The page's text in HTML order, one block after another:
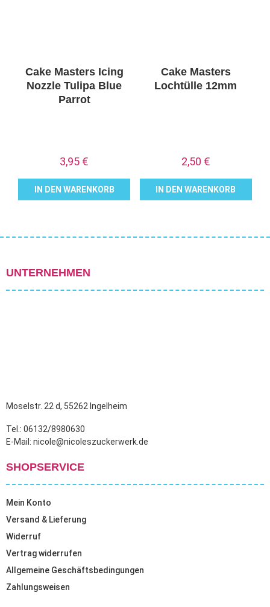
Cake Masters Icing
Nozzle Tulipa Blue
Parrot
3,95 €
IN DEN WARENKORB
Cake Masters
Lochtülle 12mm
2,50 €
IN DEN WARENKORB
UNTERNEHMEN
Moselstr. 22 d, 55262 Ingelheim
Tel.: 06132/8980630
E-Mail: nicole@nicoleszuckerwerk.de
SHOPSERVICE
Mein Konto
Versand & Lieferung
Widerruf
Vertrag widerrufen
Allgemeine Geschäftsbedingungen
Zahlungsweisen